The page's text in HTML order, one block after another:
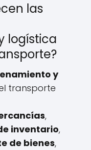
las
logística
y
transporte
,
inventario,
de bienes,